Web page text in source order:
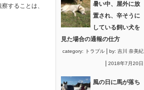
することは、
暑い中、屋外に放
置され、辛そうに
している飼い犬を
見た場合の通報の仕方
category: トラブル by: 吉川 奈美紀
2018年7月20日
風の日に馬が落ち